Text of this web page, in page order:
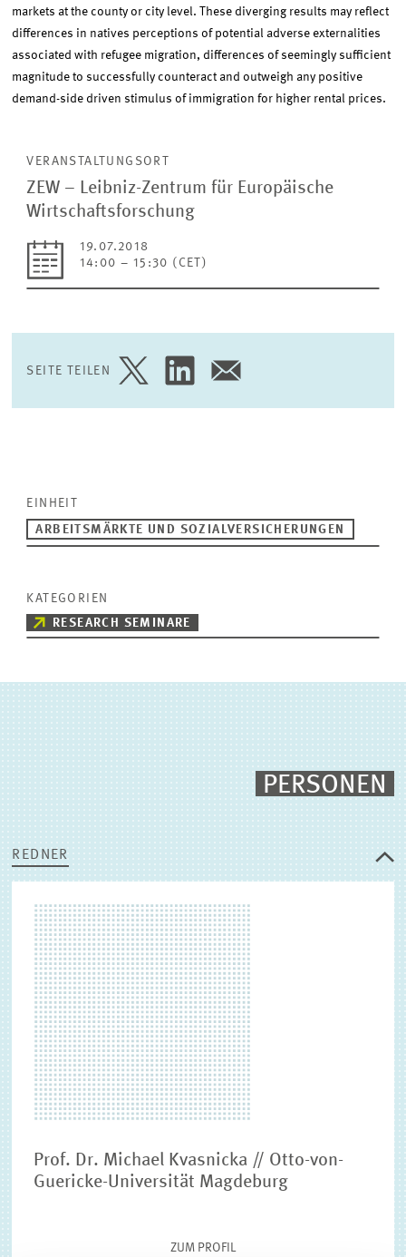
markets at the county or city level. These diverging results may reflect
differences in natives perceptions of potential adverse externalities
associated with refugee migration, differences of seemingly sufficient
magnitude to successfully counteract and outweigh any positive
demand-side driven stimulus of immigration for higher rental prices.
VERANSTALTUNGSORT
ZEW – Leibniz-Zentrum für Europäische
Wirtschaftsforschung
19.07.2018
14:00 – 15:30 (CET)
SEITE TEILEN
SEITE
TWITTER
SEITE
LINKEDIN
SEITE
E-
EINHEIT
ARBEITSMÄRKTE UND SOZIALVERSICHERUNGEN
KATEGORIEN
RESEARCH SEMINARE
PERSONEN
REDNER
Prof. Dr. Michael Kvasnicka // Otto-von-
Guericke-Universität Magdeburg
ZUM PROFIL